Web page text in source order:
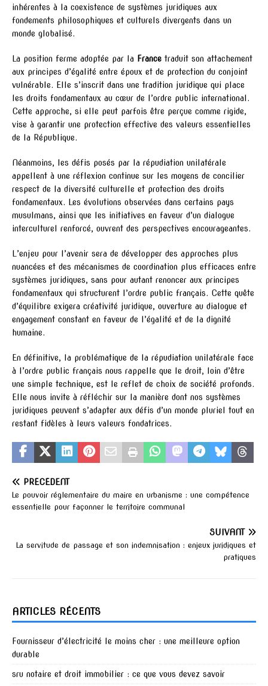
inhérentes à la coexistence de systèmes juridiques aux
fondements philosophiques et culturels divergents dans un
monde globalisé.
La position ferme adoptée par la France traduit son attachement
aux principes d’égalité entre époux et de protection du conjoint
vulnérable. Elle s’inscrit dans une tradition juridique qui place
les droits fondamentaux au cœur de l’ordre public international.
Cette approche, si elle peut parfois être perçue comme rigide,
vise à garantir une protection effective des valeurs essentielles
de la République.
Néanmoins, les défis posés par la répudiation unilatérale
appellent à une réflexion continue sur les moyens de concilier
respect de la diversité culturelle et protection des droits
fondamentaux. Les évolutions observées dans certains pays
musulmans, ainsi que les initiatives en faveur d’un dialogue
interculturel renforcé, ouvrent des perspectives encourageantes.
L’enjeu pour l’avenir sera de développer des approches plus
nuancées et des mécanismes de coordination plus efficaces entre
systèmes juridiques, sans pour autant renoncer aux principes
fondamentaux qui structurent l’ordre public français. Cette quête
d’équilibre exigera créativité juridique, ouverture au dialogue et
engagement constant en faveur de l’égalité et de la dignité
humaine.
En définitive, la problématique de la répudiation unilatérale face
à l’ordre public français nous rappelle que le droit, loin d’être
une simple technique, est le reflet de choix de société profonds.
Elle nous invite à réfléchir sur la manière dont nos systèmes
juridiques peuvent s’adapter aux défis d’un monde pluriel tout en
restant fidèles à leurs valeurs fondatrices.
PRÉCÉDENT
Le pouvoir réglementaire du maire en urbanisme : une compétence
essentielle pour façonner le territoire communal
SUIVANT
La servitude de passage et son indemnisation : enjeux juridiques et
pratiques
ARTICLES RÉCENTS
Fournisseur d’électricité le moins cher : une meilleure option
durable
sru notaire et droit immobilier : ce que vous devez savoir